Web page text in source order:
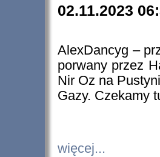
02.11.2023
AlexDancyg –
porwany przez
Nir Oz na
Gazy. Czekamy
więcej...